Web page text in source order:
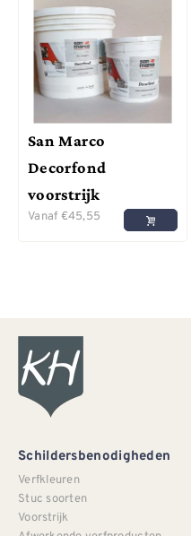
San Marco
Decorfond
voorstrijk
Vanaf €45,55
Schildersbenodigheden
Verfkleuren
Stuc soorten
Voorstrijk